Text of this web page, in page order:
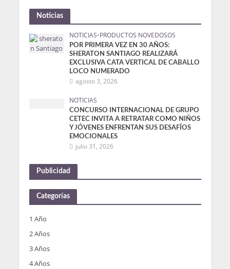
Noticias
NOTICIAS•PRODUCTOS NOVEDOSOS
POR PRIMERA VEZ EN 30 AÑOS:
SHERATON SANTIAGO REALIZARÁ
EXCLUSIVA CATA VERTICAL DE CABALLO
LOCO NUMERADO
agosto 3, 2026
NOTICIAS
CONCURSO INTERNACIONAL DE GRUPO
CETEC INVITA A RETRATAR COMO NIÑOS
Y JÓVENES ENFRENTAN SUS DESAFÍOS
EMOCIONALES
julio 31, 2026
Publicidad
Categorías
1 Año
2 Años
3 Años
4 Años